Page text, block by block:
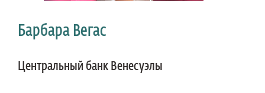
Барбара Вегас
Центральный банк Венесуэлы